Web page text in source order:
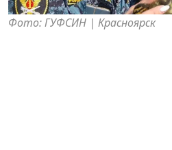
Фото: ГУФСИН | Красноярск